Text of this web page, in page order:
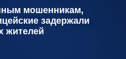
мошенникам,
задержали
жителей